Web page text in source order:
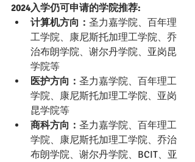
2024入学仍可申请的学院推荐:
计算机方向： 圣力嘉学院、百年理
工学院、康尼斯托加理工学院、乔
治布朗学院、谢尔丹学院、亚岗昆
学院等
医护方向： 圣力嘉学院、百年理工
学院、康尼斯托加理工学院、亚岗
昆学院等
商科方向： 圣力嘉学院、百年理工
学院、康尼斯托加理工学院、乔治
布朗学院、谢尔丹学院、BCIT、亚